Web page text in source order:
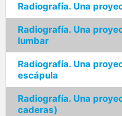
Radiografía. Una
Radiografía. Una
lumbar
Radiografía. Una
escápula
Radiografía. Una
caderas)